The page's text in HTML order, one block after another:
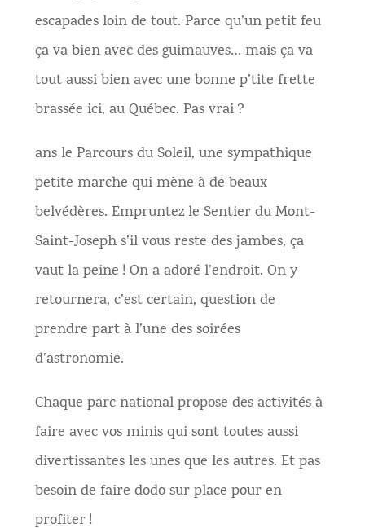
escapades loin de tout. Parce qu’un petit feu
ça va bien avec des guimauves… mais ça va
tout aussi bien avec une bonne p’tite frette
brassée ici, au Québec. Pas vrai ?
ans le Parcours du Soleil, une sympathique
petite marche qui mène à de beaux
belvédères. Empruntez le Sentier du Mont-
Saint-Joseph s’il vous reste des jambes, ça
vaut la peine ! On a adoré l’endroit. On y
retournera, c’est certain, question de
prendre part à l’une des soirées
d’astronomie.
Chaque parc national propose des activités à
faire avec vos minis qui sont toutes aussi
divertissantes les unes que les autres. Et pas
besoin de faire dodo sur place pour en
profiter !